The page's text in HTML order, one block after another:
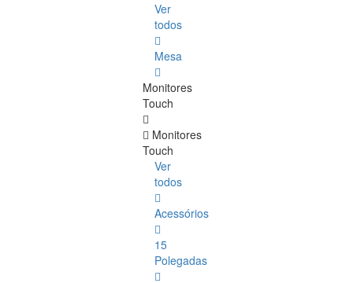
Ver
todos
Mesa
Monitores
Touch
Monitores
Touch
Ver
todos
Acessórios
15
Polegadas